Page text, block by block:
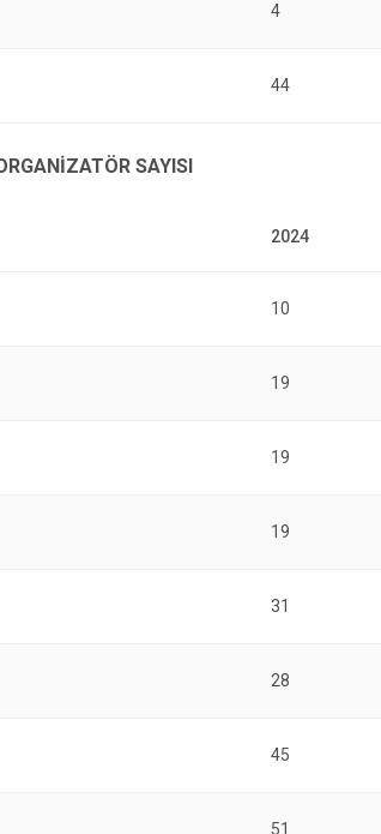
4
44
SAYISI
10
19
19
19
31
28
45
51